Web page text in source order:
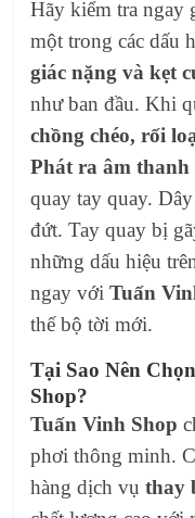
Hãy kiểm tra ngay
một trong các dấu
giác nặng và kẹt
như ban đầu. Khi
chồng chéo, rối
Phát ra âm thanh
quay tay quay.
đứt. Tay quay bị
những dấu hiệu
ngay vớiTuấn
thế bộ tời mới.
Tại Sao Nên
Shop?
Tuấn Vinh Shop
phơi thông minh.
hàng dịch vụthay